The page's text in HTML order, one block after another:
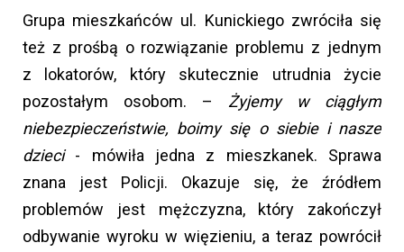
Grupa mieszkańców ul. Kunickiego zwróciła się
też z prośbą o rozwiązanie problemu z jednym
z lokatorów, który skutecznie utrudnia życie
pozostałym osobom. – Żyjemy w ciągłym
niebezpieczeństwie, boimy się o siebie i nasze
dzieci- mówiła jedna z mieszkanek. Sprawa
znana jest Policji. Okazuje się, że źródłem
problemów jest mężczyzna, który zakończył
odbywanie wyroku w więzieniu, a teraz powrócił